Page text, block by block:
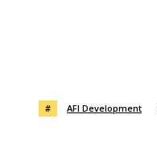
# AFI Development